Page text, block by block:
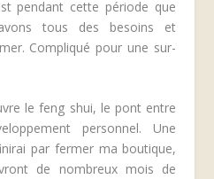
pendant cette période que
tous des besoins et
Compliqué pour une sur-
le feng shui, le pont entre
personnel. Une
par fermer ma boutique,
de nombreux mois de